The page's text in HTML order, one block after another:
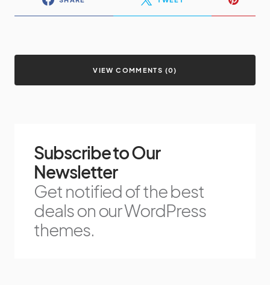
VIEW COMMENTS (0)
Subscribe to Our
Newsletter
Get notified of the best
deals on our WordPress
themes.